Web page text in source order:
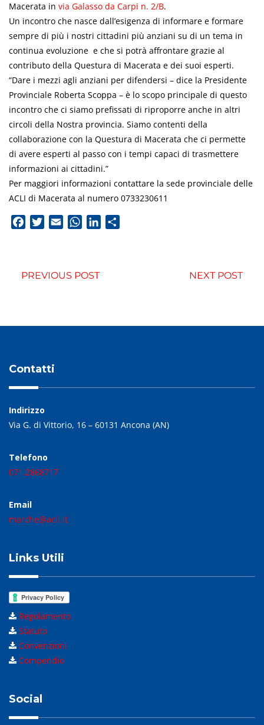
Macerata in via Galasso da Carpi n. 2/B.
Un incontro che nasce dall’esigenza di informare e formare
sempre di più i nostri cittadini più anziani su di un tema in
continua evoluzione e che si potrà affrontare grazie al
contributo della Questura di Macerata e dei suoi esperti.
“Dare i mezzi agli anziani per difendersi – dice la Presidente
Provinciale Roberta Scoppa – è lo scopo principale di questo
incontro che ci siamo prefissati di riproporre anche in altri
circoli della Nostra provincia. Siamo contenti della
collaborazione con la Questura di Macerata che ci permette
di avere esperti al passo con i tempi capaci di trasmettere
informazioni ai cittadini.”
Per maggiori informazioni contattare la sede provinciale delle
ACLI di Macerata al numero 0733230611
FacebookTwitterEmail WhatsApp
LinkedIn
PREVIOUS POST NEXT POST
Contatti
Indirizzo
Via G. di Vittorio, 16 – 60131 Ancona (AN)
Telefono
071.2868717
Email
marche@acli.it
Links Utili
Regolamento
Statuto
Convenzioni
Compendio
Social